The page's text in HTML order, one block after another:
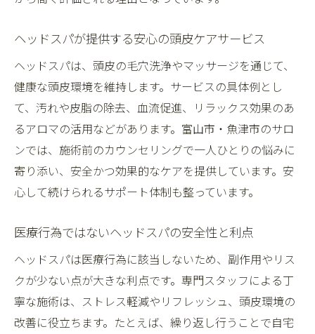
ヘッドスパが提供する安心の頭皮ケアサービス
ヘッドスパは、頭皮の毛穴洗浄やマッサージを通じて、
健康な頭皮環境を維持します。サービスの具体例とし
て、汚れや皮脂の除去、血流促進、リラックス効果のあ
るアロマの活用などがあります。富山市・魚津市のサロ
ンでは、施術前のカウンセリングで一人ひとりの悩みに
寄り添い、安全かつ効果的なケアを提供しています。安
心して続けられるサポート体制も整っています。
医療行為ではないヘッドスパの安全性と利点
ヘッドスパは医療行為に該当しないため、副作用やリス
クが少ない点が大きな利点です。専門スタッフによる丁
寧な施術は、ストレス軽減やリフレッシュ、頭皮環境の
改善に役立ちます。たとえば、繰り返し行うことで自宅